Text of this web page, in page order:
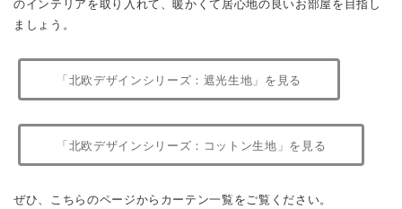
のインテリアを取り入れて、暖かくて居心地の良いお部屋を目指し
ましょう。
「北欧デザインシリーズ：遮光生地」を見る
「北欧デザインシリーズ：コットン生地」を見る
ぜひ、こちらのページからカーテン一覧をご覧ください。